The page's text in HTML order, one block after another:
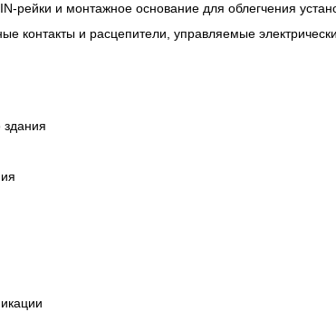
рейки и монтажное основание для облегчения
контакты и расцепители, управляемые